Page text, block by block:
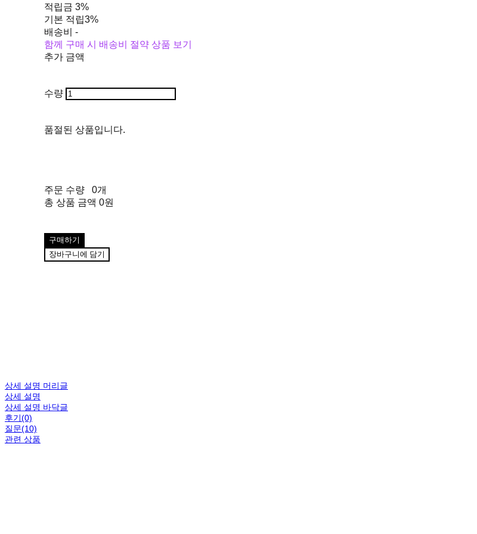
적립금 3%
기본 적립3%
배송비-
함께 구매 시 배송비 절약 상품 보기
추가 금액
수량
품절된 상품입니다.
주문 수량
0개
총 상품 금액 0원
구매하기
장바구니에 담기
상세 설명 머리글
상세 설명
상세 설명 바닥글
후기(0)
질문(10)
관련 상품